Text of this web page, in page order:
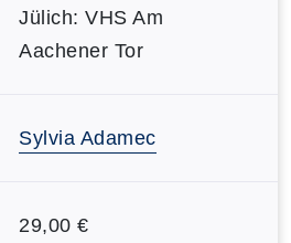
Jülich: VHS Am
Aachener Tor
Sylvia Adamec
29,00 €